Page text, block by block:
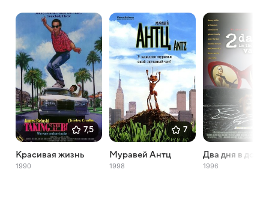
7,5
Красивая жизнь
1990
7
Муравей Антц
1998
Два дня в
1996